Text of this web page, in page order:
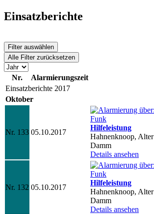
Einsatzberichte
Filter auswählen
Alle Filter zurücksetzen
Nr. Alarmierungszeit
Einsatzberichte 2017
Oktober
Nr. 133 05.10.2017
Hilfeleistung
Hahnenknoop, Alter
Damm
Details ansehen
Nr. 132 05.10.2017
Hilfeleistung
Hahnenknoop, Alter
Damm
Details ansehen